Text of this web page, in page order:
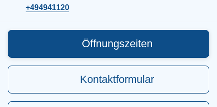
+494941120
Öffnungszeiten
Kontaktformular